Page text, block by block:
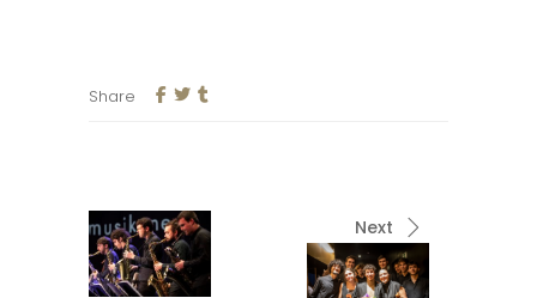
Share
Next